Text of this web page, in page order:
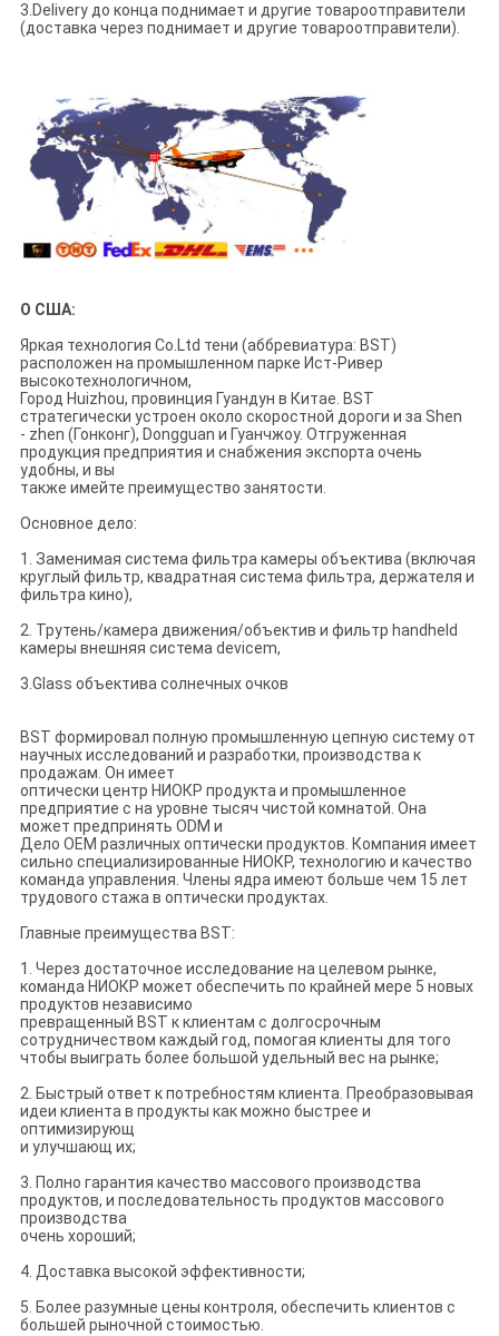
3.Delivery до конца поднимает и другие товароотправители
(доставка через поднимает и другие товароотправители).
О США:
Яркая технология Co.Ltd тени (аббревиатура: BST)
расположен на промышленном парке Ист-Ривер
высокотехнологичном,
Город Huizhou, провинция Гуандун в Китае. BST
стратегически устроен около скоростной дороги и за Shen
- zhen (Гонконг), Dongguan и Гуанчжоу. Отгруженная
продукция предприятия и снабжения экспорта очень
удобны, и вы
также имейте преимущество занятости.
Основное дело:
1. Заменимая система фильтра камеры объектива (включая
круглый фильтр, квадратная система фильтра, держателя и
фильтра кино),
2. Трутень/камера движения/объектив и фильтр handheld
камеры внешняя система devicem,
3.Glass объектива солнечных очков
BST формировал полную промышленную цепную систему от
научных исследований и разработки, производства к
продажам. Он имеет
оптически центр НИОКР продукта и промышленное
предприятие с на уровне тысяч чистой комнатой. Она
может предпринять ODM и
Дело OEM различных оптически продуктов. Компания имеет
сильно специализированные НИОКР, технологию и качество
команда управления. Члены ядра имеют больше чем 15 лет
трудового стажа в оптически продуктах.
Главные преимущества BST:
1. Через достаточное исследование на целевом рынке,
команда НИОКР может обеспечить по крайней мере 5 новых
продуктов независимо
превращенный BST к клиентам с долгосрочным
сотрудничеством каждый год, помогая клиенты для того
чтобы выиграть более большой удельный вес на рынке;
2. Быстрый ответ к потребностям клиента. Преобразовывая
идеи клиента в продукты как можно быстрее и
оптимизирующ
и улучшающ их;
3. Полно гарантия качество массового производства
продуктов, и последовательность продуктов массового
производства
очень хороший;
4. Доставка высокой эффективности;
5. Более разумные цены контроля, обеспечить клиентов с
большей рыночной стоимостью.